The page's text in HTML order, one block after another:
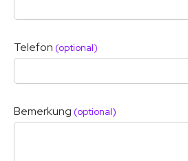
Telefon (optional)
Bemerkung (optional)